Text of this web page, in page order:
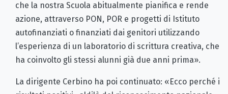
che la nostra Scuola abitualmente pianifica e rende
azione, attraverso PON, POR e progetti di Istituto
autofinanziati o finanziati dai genitori utilizzando
l’esperienza di un laboratorio di scrittura creativa, che
ha coinvolto gli stessi alunni già due anni prima».
La dirigente Cerbino ha poi continuato: «Ecco perché i